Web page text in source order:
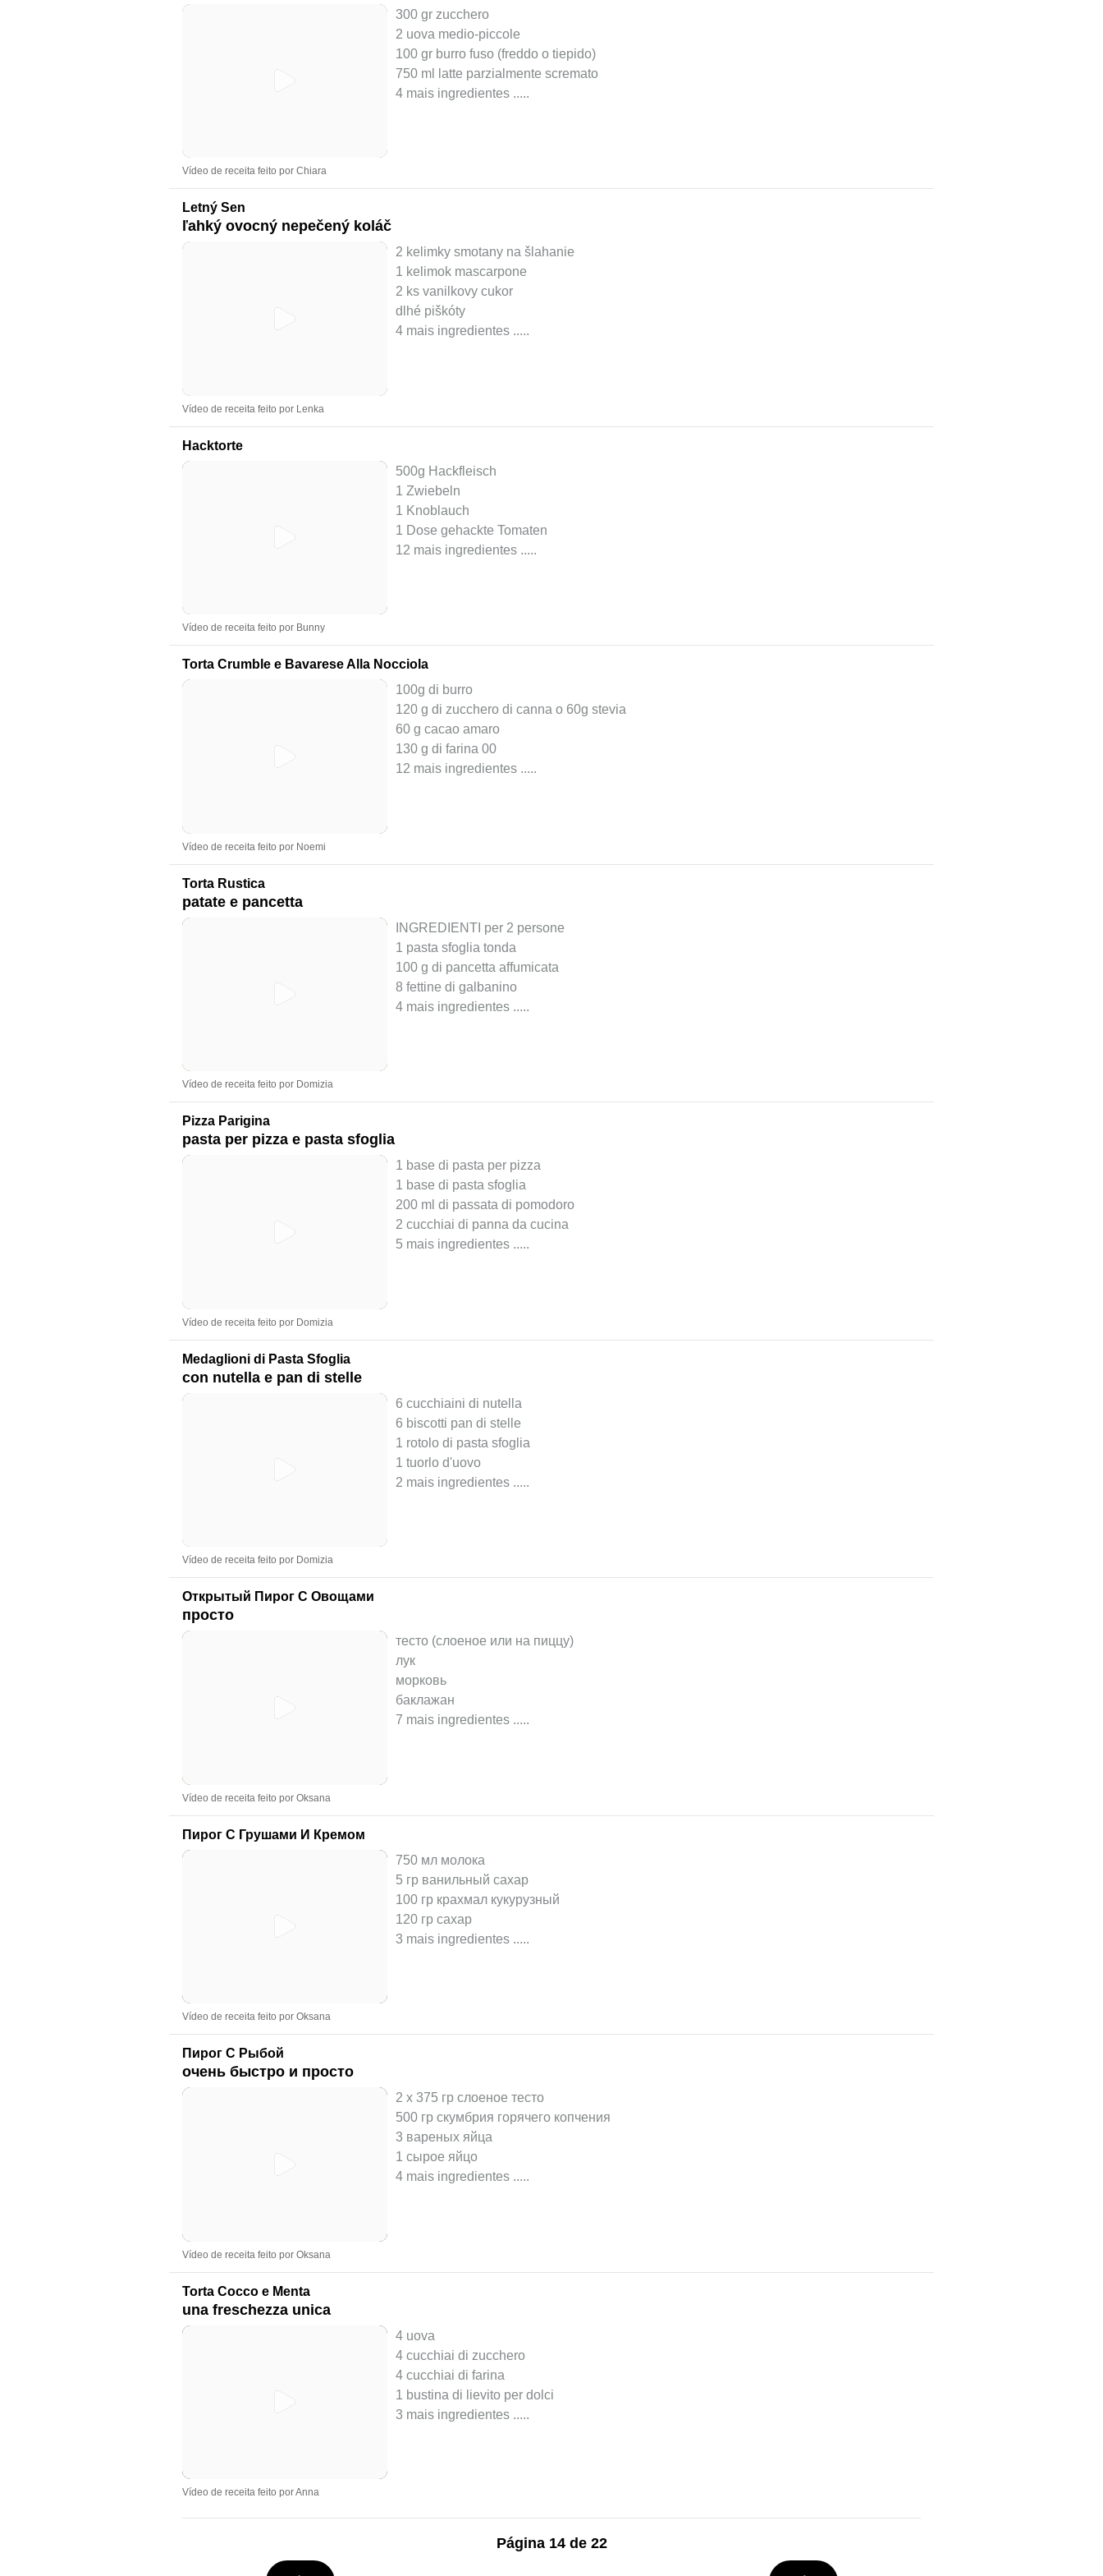
300 gr zucchero
2 uova medio-piccole
100 gr burro fuso (freddo o tiepido)
750 ml latte parzialmente scremato
4 mais ingredientes ..
Vídeo de receita feito por Chiara
Letný Sen
ľahký ovocný nepečený koláč
2 kelimky smotany na šlahanie
1 kelimok mascarpone
2 ks vanilkovy cukor
dlhé piškóty
4 mais ingredientes .....
Vídeo de receita feito por Lenka
Hacktorte
500g Hackfleisch
1 Zwiebeln
1 Knoblauch
1 Dose gehackte Tomaten
12 mais ingredientes ..
Vídeo de receita feito por Bunny
Torta Crumble e Bavarese Alla Nocciola
100g di burro
120 g di zucchero di canna o 60g stevia
60 g cacao amaro
130 g di farina 00
12 mais ingredientes .....
Vídeo de receita feito por Noemi
Torta Rustica
patate e pancetta
INGREDIENTI per 2 persone
1 pasta sfoglia tonda
100 g di pancetta affumicata
8 fettine di galbanino
4 mais ingredientes ..
Vídeo de receita feito por Domizia
Pizza Parigina
pasta per pizza e pasta sfoglia
1 base di pasta per pizza
1 base di pasta sfoglia
200 ml di passata di pomodoro
2 cucchiai di panna da cucina
5 mais ingredientes .....
Vídeo de receita feito por Domizia
Medaglioni di Pasta Sfoglia
con nutella e pan di stelle
6 cucchiaini di nutella
6 biscotti pan di stelle
1 rotolo di pasta sfoglia
1 tuorlo d'uovo
2 mais ingredientes ..
Vídeo de receita feito por Domizia
Открытый Пирог С Овощами
просто
тесто (слоеное или на пиццу)
лук
морковь
баклажан
7 mais ingredientes .....
Vídeo de receita feito por Oksana
Пирог С Грушами И Кремом
750 мл молока
5 гр ванильный сахар
100 гр крахмал кукурузный
120 гр сахар
3 mais ingredientes ..
Vídeo de receita feito por Oksana
Пирог С Рыбой
очень быстро и просто
2 x 375 гр слоеное тесто
500 гр скумбрия горячего копчения
3 вареных яйца
1 сырое яйцо
4 mais ingredientes .....
Vídeo de receita feito por Oksana
Torta Cocco e Menta
una freschezza unica
4 uova
4 cucchiai di zucchero
4 cucchiai di farina
1 bustina di lievito per dolci
3 mais ingredientes ..
Vídeo de receita feito por Anna
Página 14 de 22